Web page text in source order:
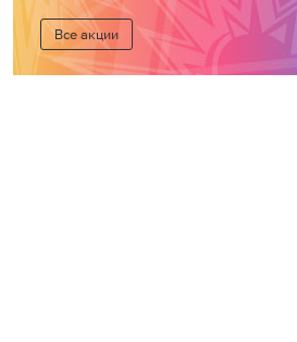
Все акции